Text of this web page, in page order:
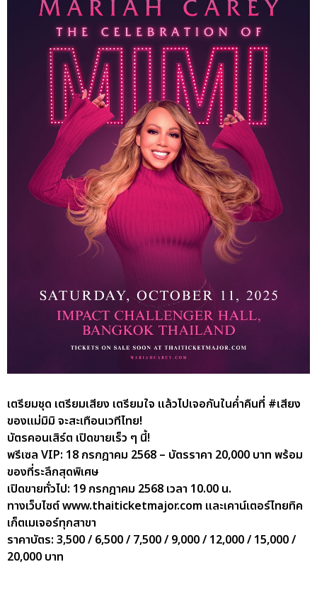
เตรียมชุด เตรียมเสียง เตรียมใจ แล้วไปเจอกันในค่ำคืนที่ #เสียง
ของแม่มิมิ จะสะเทือนเวทีไทย!
บัตรคอนเสิร์ต เปิดขายเร็ว ๆ นี้!
พรีเซล VIP: 18 กรกฎาคม 2568 – บัตรราคา 20,000 บาท พร้อม
ของที่ระลึกสุดพิเศษ
เปิดขายทั่วไป: 19 กรกฎาคม 2568 เวลา 10.00 น.
ทางเว็บไซต์ www.thaiticketmajor.com และเคาน์เตอร์ไทยทิค
เก็ตเมเจอร์ทุกสาขา
ราคาบัตร: 3,500 / 6,500 / 7,500 / 9,000 / 12,000 / 15,000 /
20,000 บาท